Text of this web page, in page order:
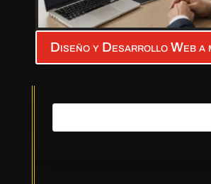
Diseño y Desarrollo Web a